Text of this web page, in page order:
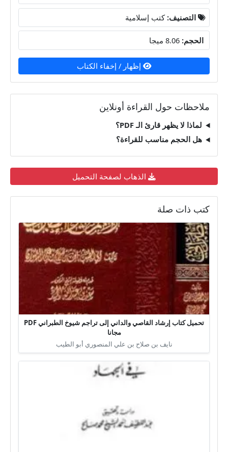
التصنيف: كتب إسلامية
الحجم:
إظهار / إخفاء الكتاب
ملاحظات حول القراءة أونلاين
لماذا لا يظهر قارئ الـ PDF؟
هل الحجم مناسب للقراءة؟
الذهاب لصفحة التحميل
كتب ذات صلة
تحميل كتاب إرشاد القاصي والداني إلى تراجم شيوخ الطبراني PDF
مجانا
نايف بن صلاح بن علي المنصوري أبو الطيب